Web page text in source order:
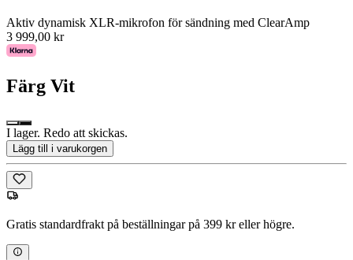
Aktiv dynamisk XLR-mikrofon för sändning med ClearAmp
3 999,00 kr
Färg Vit
I lager. Redo att skickas.
Lägg till i varukorgen
Gratis standardfrakt på beställningar på 399 kr eller högre.